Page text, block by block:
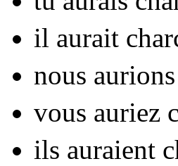
il aurait
nous
vous auriez
ils auraient